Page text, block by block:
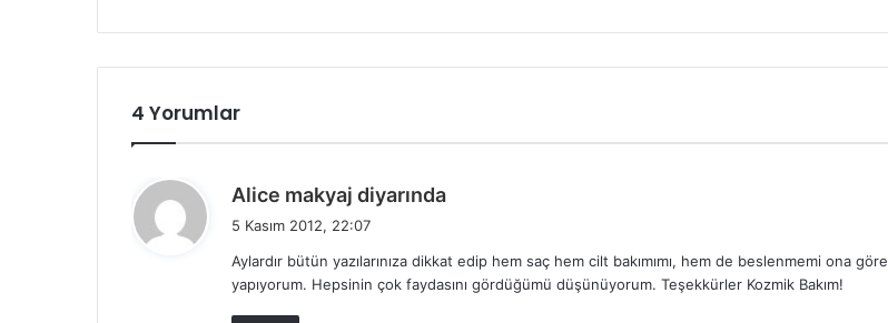
4 Yorumlar
Alice makyaj diyarında
i
k
5 Kasım 2012, 22:07
Aylardır bütün yazılarınıza dikkat edip hem saç hem cilt bakımımı, hem de beslenmemi ona göre
yapıyorum. Hepsinin çok faydasını gördüğümü düşünüyorum. Teşekkürler Kozmik Bakım!